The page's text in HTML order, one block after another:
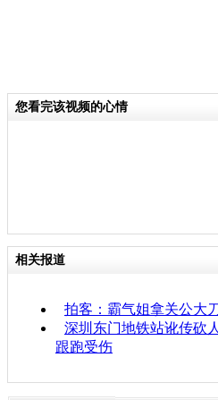
您看完该视频的心情
相关报道
拍客：霸气姐拿关公大
深圳东门地铁站讹传砍
跟跑受伤